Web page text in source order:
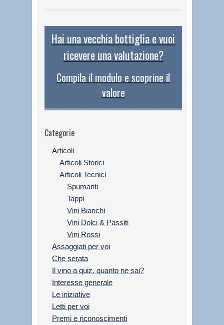
Hai una vecchia bottiglia e vuoi
ricevere una valutazione?
Compila il modulo e scoprine il
valore
Categorie
Articoli
Articoli Storici
Articoli Tecnici
Spumanti
Tappi
Vini Bianchi
Vini Dolci & Passiti
Vini Rossi
Assaggiati per voi
Che serata
Il vino a quiz, quanto ne sai?
Interesse generale
Le iniziative
Letti per voi
Premi e riconoscimenti